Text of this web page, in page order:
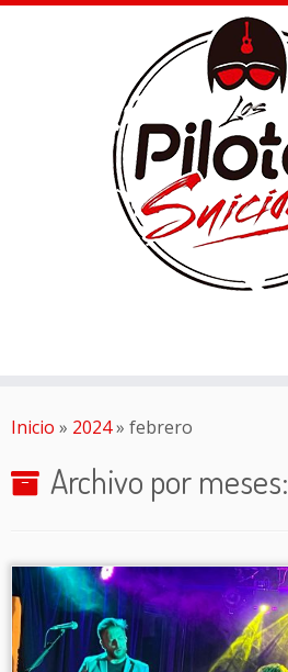
Inicio » 2024» febrero
Archivo por meses: